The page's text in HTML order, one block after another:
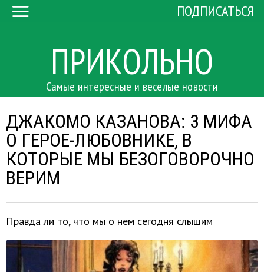
ПРИКОЛЬНО
Самые интересные и веселые новости
ПОДПИСАТЬСЯ
ДЖАКОМО КАЗАНОВА: 3 МИФА
О ГЕРОЕ-ЛЮБОВНИКЕ, В
КОТОРЫЕ МЫ БЕЗОГОВОРОЧНО
ВЕРИМ
Правда ли то, что мы о нем сегодня слышим